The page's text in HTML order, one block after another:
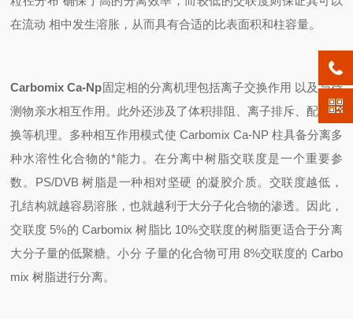
在流动 相中发生溶胀，从而具有合适的比表面积和柱容量。
Carbomix Ca-Np固定相的分离机理包括离子交换作用 以及与待
测物亲水相互作用。此外还涉及了体积排阻、离子排斥、配体交
换等机理。多种相互作用模式使 Carbomix Ca-NP 柱具备分离多
种水溶性化合物的*能力。在分离中树脂交联度是一个重要参
数。PS/DVB 树脂是一种相对坚硬 的凝胶介质。交联度越低，
孔结构就越容易溶胀，也就越利于大分子化合物的渗透。因此，
交联度 5%的 Carbomix 树脂比 10%交联度的树脂更适合于分离
大分子量的低聚糖。小分 子量的化合物可用 8%交联度的 Carbo
mix 树脂进行分离。